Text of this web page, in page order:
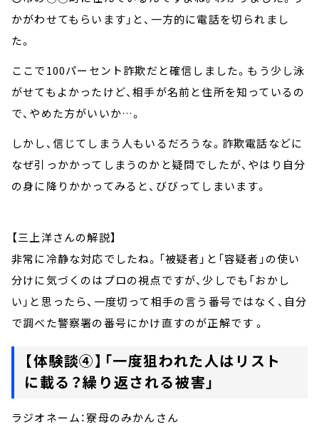
かがわせてもらいます」と、一方的に電話を切られまし
た。
ここで100パーセント詐欺だと確信しました。もう少し泳
がせてもよかったけど、相手が名前と住所を知っているの
で、やめた方がいいか…。
しかし、信じてしまう人もいるだろうな。詐欺電話などに
なぜ引っかかってしまうのかと疑問でしたが、やはり自分
の身に降りかかってみると、びびってしまいます。
【三上洋さんの解説】
非常に冷静な対応でしたね。「被疑者」と「容疑者」の使い
分けに気づくのはプロの視点ですが、少しでも「おかし
い」と思ったら、一度切って相手の言う番号ではなく、自分
で調べた警察署の番号にかけ直すのが正解です 。
【体験談④】「一度狙われた人はリスト
に載る？繰り返される被害」
ラジオネーム：寮母のみかんさん